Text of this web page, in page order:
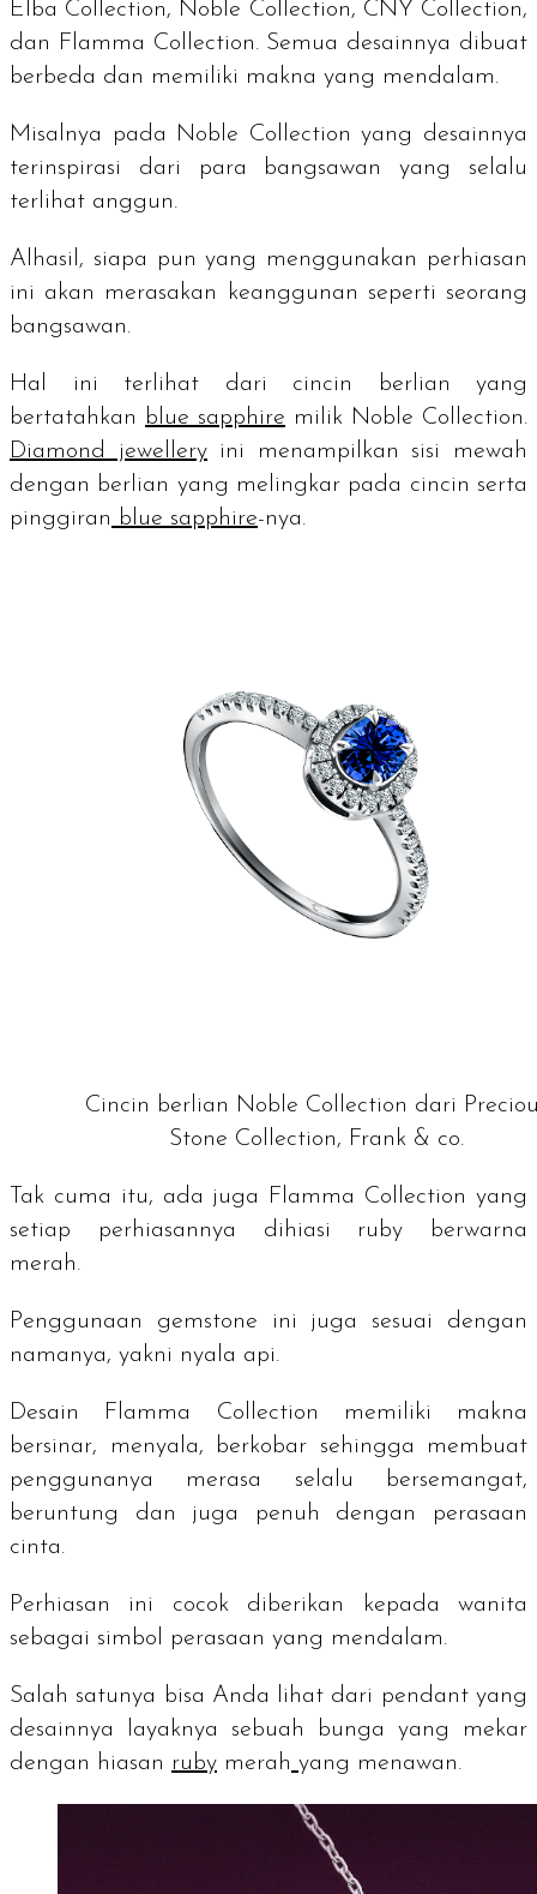
Elba Collection, Noble Collection, CNY Collection,
dan Flamma Collection.Semua desainnya dibuat
berbeda dan memiliki makna yang mendalam.
Misalnya pada Noble Collection yang desainnya
terinspirasi dari para bangsawan yang selalu
terlihat anggun.
Alhasil, siapa pun yang menggunakan perhiasan
ini akan merasakan keanggunan seperti seorang
bangsawan.
Hal ini terlihat dari cincin berlian yang
bertatahkan blue sapphire milik Noble Collection.
Diamond jewelleryini menampilkan sisi mewah
dengan berlian yang melingkar pada cincin serta
pinggiran blue sapphire-nya.
Cincin berlian Noble Collection dari
Stone Collection, Frank & co.
Tak cuma itu, ada juga Flamma Collectionyang
setiap perhiasannya dihiasi ruby
berwarna
merah.
Penggunaan gemstone ini juga sesuai dengan
namanya, yakni nyala api.
Desain Flamma Collection memiliki makna
bersinar, menyala, berkobar sehingga membuat
penggunanya merasa selalu bersemangat,
beruntung dan juga penuh dengan perasaan
cinta.
Perhiasan ini cocok diberikan kepada wanita
sebagai simbol perasaan yang mendalam.
Salah satunya bisa Anda lihat dari pendantyang
desainnya layaknya sebuah bunga yang mekar
dengan hiasan ruby merah yang menawan.